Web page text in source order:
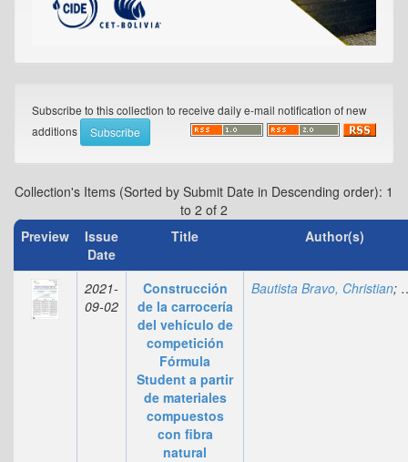
Subscribe to this collection to receive daily e-mail notification of new
additions
Collection's Items (Sorted by Submit Date in Descending order): 1
to 2 of 2
Preview
Issue
Date
Title Author(s)
2021-
09-02
Construcción
de la carrocería
del vehículo de
competición
Fórmula
Student a partir
de materiales
compuestos
con fibra
natural
Bautista Bravo, Christian;